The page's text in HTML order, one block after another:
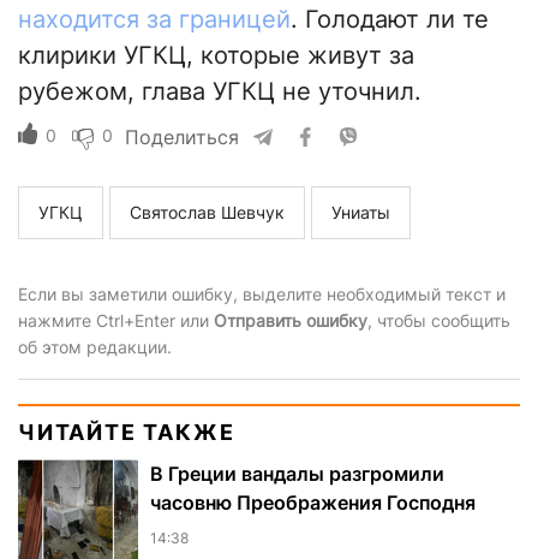
находится за границей. Голодают ли те
клирики УГКЦ, которые живут за
рубежом, глава УГКЦ не уточнил.
0 0 Поделиться
УГКЦ Святослав Шевчук Униаты
Если вы заметили ошибку, выделите необходимый текст и
нажмите Ctrl+Enter или Отправить ошибку, чтобы сообщить
об этом редакции.
ЧИТАЙТЕ ТАКЖЕ
В Греции вандалы разгромили
часовню Преображения Господня
14:38